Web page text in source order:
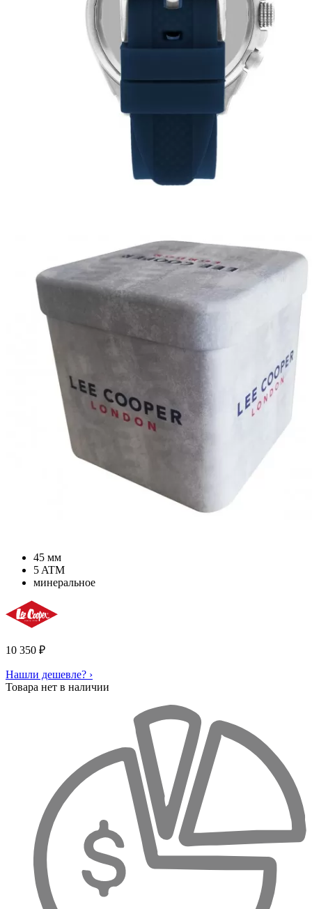
45 мм
5 ATM
минеральное
10 350 ₽
Нашли дешевле? ›
Товара нет в наличии